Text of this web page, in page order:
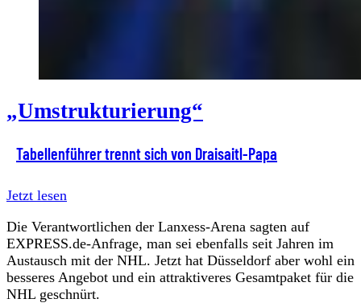
„Umstrukturierung“
Tabellenführer trennt sich von Draisaitl-Papa
Jetzt lesen
Die Verantwortlichen der Lanxess-Arena sagten auf
EXPRESS.de-Anfrage, man sei ebenfalls seit Jahren im
Austausch mit der NHL. Jetzt hat Düsseldorf aber wohl ein
besseres Angebot und ein attraktiveres Gesamtpaket für die
NHL geschnürt.